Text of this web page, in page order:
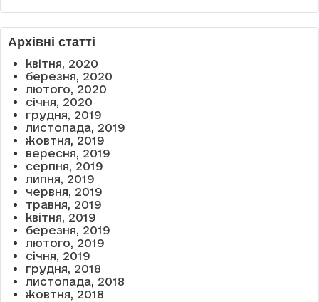
Архівні статті
квітня, 2020
березня, 2020
лютого, 2020
січня, 2020
грудня, 2019
листопада, 2019
жовтня, 2019
вересня, 2019
серпня, 2019
липня, 2019
червня, 2019
травня, 2019
квітня, 2019
березня, 2019
лютого, 2019
січня, 2019
грудня, 2018
листопада, 2018
жовтня, 2018